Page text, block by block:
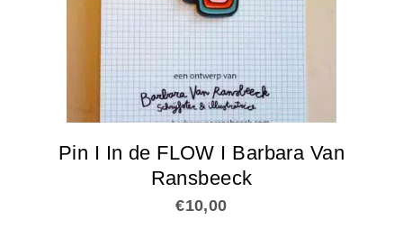
Pin I In de FLOW I Barbara Van
Ransbeeck
€10,00